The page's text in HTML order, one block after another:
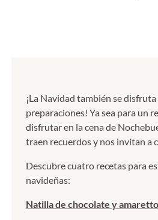
¡La Navidad también se
preparaciones! Ya sea para un
disfrutar en la cena de
traen recuerdos y nos invitan a
Descubre cuatro recetas para
navideñas:
Natilla de chocolate y amaretto